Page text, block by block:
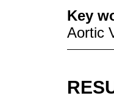
Key
Aortic